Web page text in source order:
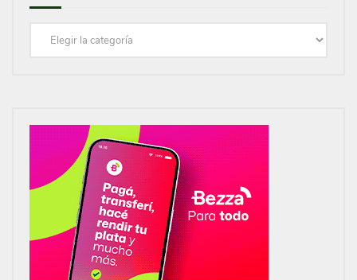
Categorías